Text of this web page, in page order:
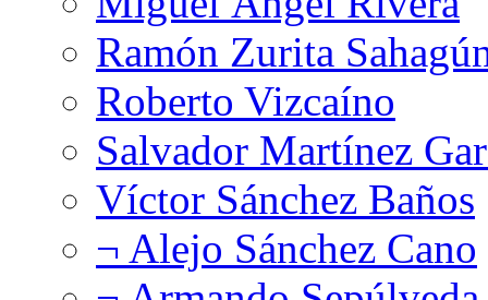
Ramón Zurita
Roberto Vizcaíno
Salvador Martínez
Víctor Sánchez Baños
¬ Alejo Sánchez Cano